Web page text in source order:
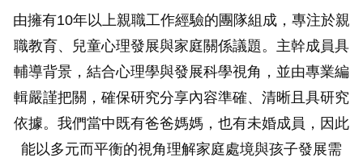
由擁有10年以上親職工作經驗的團隊組成，專注於親
職教育、兒童心理發展與家庭關係議題。主幹成員具
輔導背景，結合心理學與發展科學視角，並由專業編
輯嚴謹把關，確保研究分享內容準確、清晰且具研究
依據。我們當中既有爸爸媽媽，也有未婚成員，因此
能以多元而平衡的視角理解家庭處境與孩子發展需